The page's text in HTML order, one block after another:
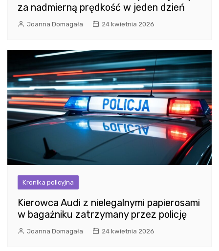
za nadmierną prędkość w jeden dzień
Joanna Domagała 24 kwietnia 2026
Kronika policyjna
Kierowca Audi z nielegalnymi papierosami
w bagażniku zatrzymany przez policję
Joanna Domagała 24 kwietnia 2026